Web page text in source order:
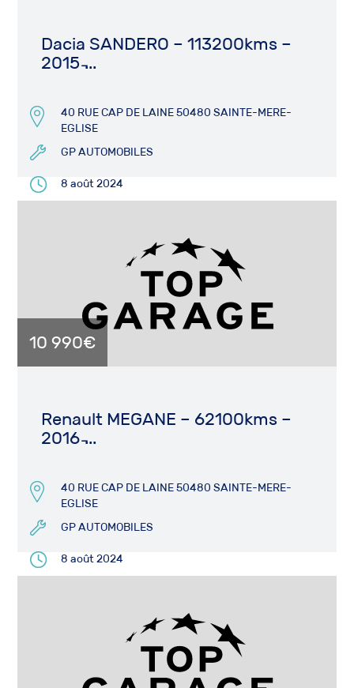
Dacia SANDERO – 113200kms –
2015 ̵...
40 RUE CAP DE LAINE 50480 SAINTE-MERE-
EGLISE
GP AUTOMOBILES
8 août 2024
10 990€
Renault MEGANE – 62100kms –
2016 ̵...
40 RUE CAP DE LAINE 50480 SAINTE-MERE-
EGLISE
GP AUTOMOBILES
8 août 2024